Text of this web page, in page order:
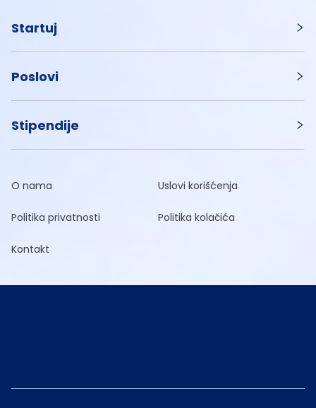
Startuj
Poslovi
Stipendije
O nama Uslovi korišćenja
Politika privatnosti Politika kolačića
Kontakt